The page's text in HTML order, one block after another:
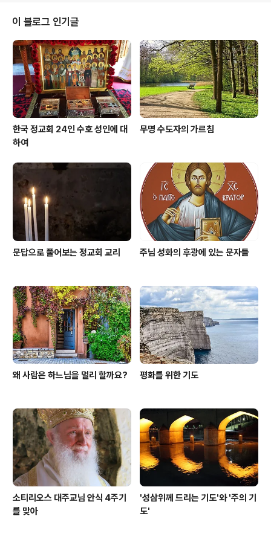
으로 해야 하나요? “진심으로”(마태오 18:35), 우리 마음
깊은 곳에서 우러나오는 마음으로 해야 한다고 주님께서는
말씀하고 계십니다. 많은 경우에 우리는 우리에게 상처를
준 사람을 “용서한다”라고 입으로는 말하면서도, 마음속에
서는 여전히 쓰라리고 불편한 감정을 떨쳐버리지 못하는
경우가 있기 때문입니다. 우리는 “..
이 블로그 인기글
한국 정교회 24인 수호 성인에 대
하여
무명 수도자의 가르침
문답으로 풀어보는 정교회 교리 주님 성화의 후광에 있는 문자들
왜 사람은 하느님을 멀리 할까요? 평화를 위한 기도
소티리오스 대주교님 안식 4주기
를 맞아
'성삼위께 드리는 기도'와 '주의 기
도'